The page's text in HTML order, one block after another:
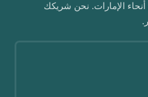
الإمارات. نحن شريكك